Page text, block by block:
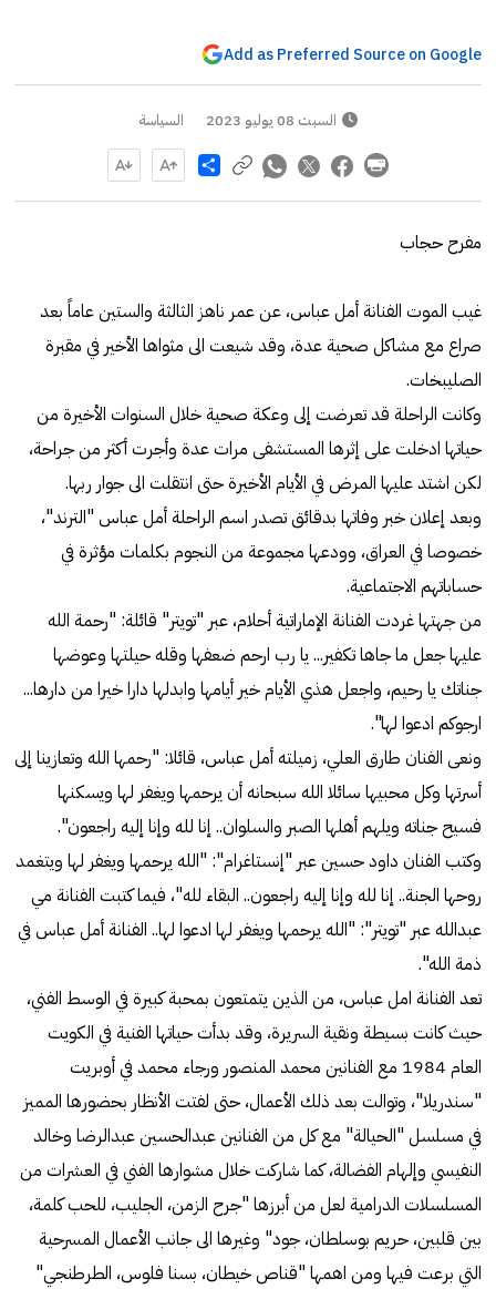
Add as Preferred Source on Google
السبت 08 يوليو 2023 السياسة
Share
مفرح حجاب
غيب الموت الفنانة أمل عباس، عن عمر ناهز الثالثة والستين عاماً بعد
صراع مع مشاكل صحية عدة، وقد شيعت الى مثواها الأخير في مقبرة
الصليبخات.
وكانت الراحلة قد تعرضت إلى وعكة صحية خلال السنوات الأخيرة من
حياتها ادخلت على إثرها المستشفى مرات عدة وأجرت أكثر من جراحة،
لكن اشتد عليها المرض في الأيام الأخيرة حتى انتقلت الى جوار ربها.
وبعد إعلان خبر وفاتها بدقائق تصدر اسم الراحلة أمل عباس "الترند"،
خصوصا في العراق، وودعها مجموعة من النجوم بكلمات مؤثرة في
حساباتهم الاجتماعية.
من جهتها غردت الفنانة الإماراتية أحلام، عبر "تويتر" قائلة: "رحمة الله
عليها جعل ما جاها تكفير... يا رب ارحم ضعفها وقله حيلتها وعوضها
جناتك يا رحيم، واجعل هذي الأيام خير أيامها وابدلها دارا خيرا من دارها...
ارجوكم ادعوا لها".
ونعى الفنان طارق العلي، زميلته أمل عباس، قائلا: "رحمها الله وتعازينا إلى
أسرتها وكل محبيها سائلا الله سبحانه أن يرحمها ويغفر لها ويسكنها
فسيح جناته ويلهم أهلها الصبر والسلوان.. ‏إنا لله وإنا إليه راجعون".
وكتب الفنان داود حسين عبر "إنستاغرام": "الله يرحمها ويغفر لها ويتغمد
روحها الجنة.. إنا لله وإنا إليه راجعون.. البقاء لله"، فيما كتبت الفنانة مي
عبدالله عبر "تويتر": "الله يرحمها ويغفر لها ادعوا لها.. الفنانة أمل عباس في
ذمة الله".
تعد الفنانة امل عباس، من الذين يتمتعون بمحبة كبيرة في الوسط الفني،
حيث كانت بسيطة ونقية السريرة، وقد بدأت حياتها الفنية في الكويت
العام 1984 مع الفنانين محمد المنصور ورجاء محمد في أوبريت
"سندريلا"، وتوالت بعد ذلك الأعمال، حتى لفتت الأنظار بحضورها المميز
في مسلسل "الحيالة" مع كل من الفنانين عبدالحسين عبدالرضا وخالد
النفيسي وإلهام الفضالة، كما شاركت خلال مشوارها الفني في العشرات من
المسلسلات الدرامية لعل من أبرزها "جرح الزمن، الجليب، للحب كلمة،
بين قلبين، حريم بوسلطان، جود" وغيرها الى جانب الأعمال المسرحية
التي برعت فيها ومن اهمها "قناص خيطان، بسنا فلوس، الطرطنجي"